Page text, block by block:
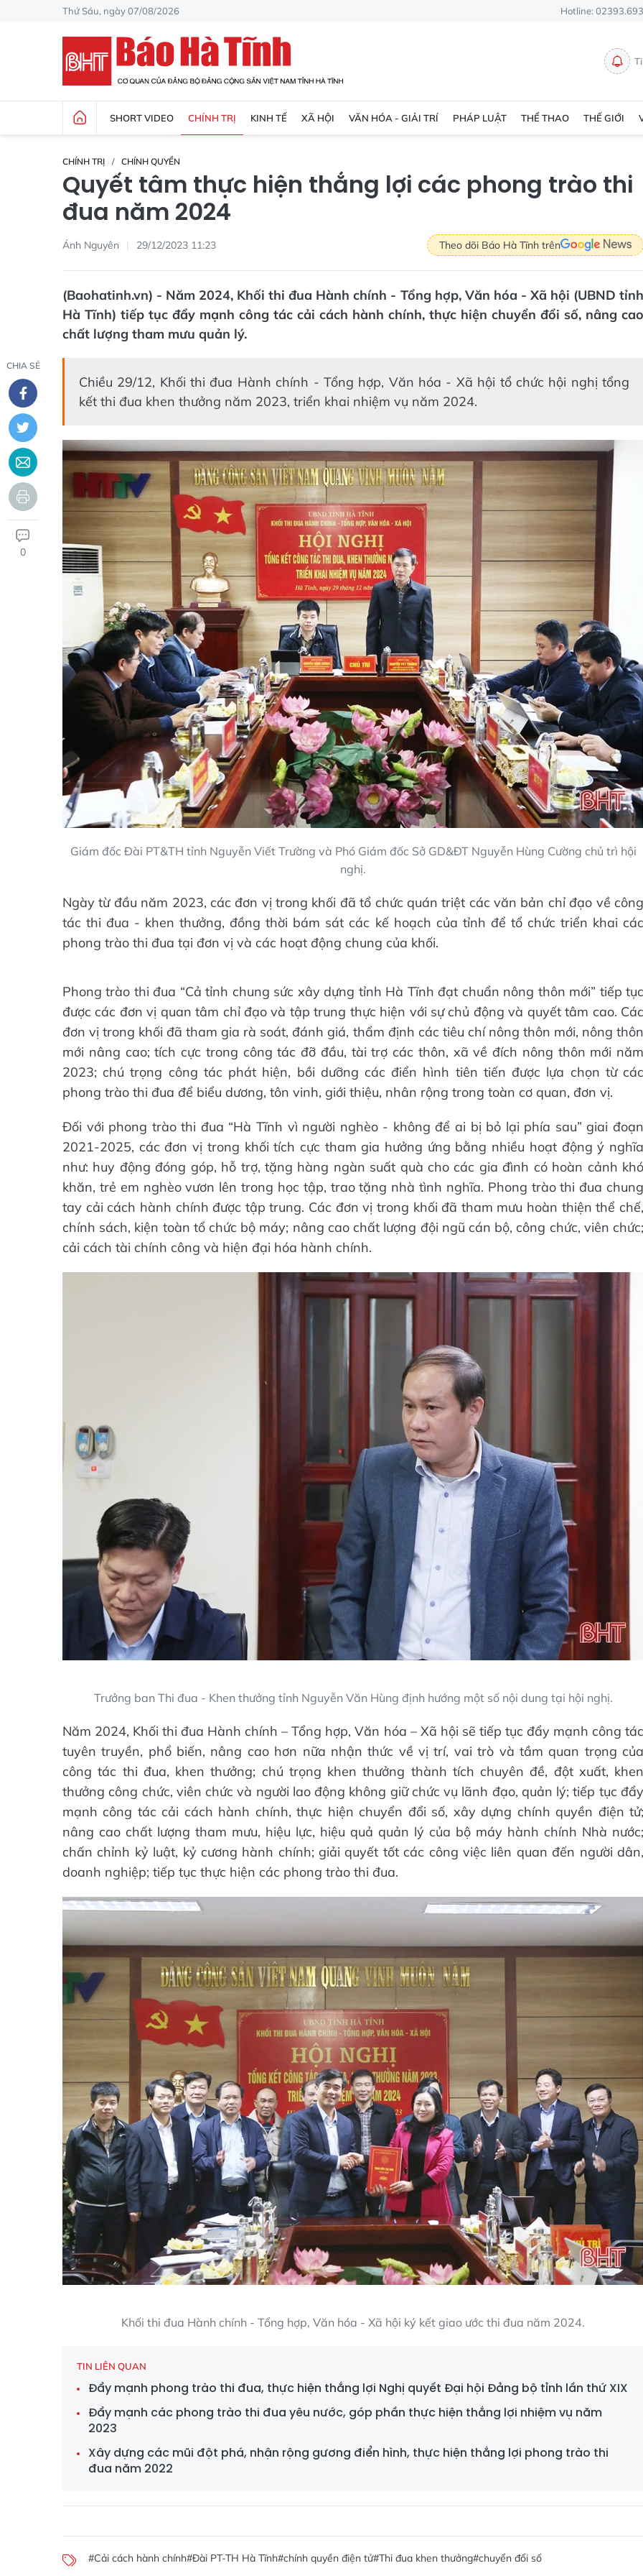
Thứ Sáu, ngày 07/08/2026 Hotline:
SHORT VIDEO CHÍNH TRỊ KINH TẾ XÃ HỘI VĂN HÓA - GIẢI TRÍ PHÁP LUẬT THỂ THAO THẾ GIỚI
CHÍNH TRỊ CHÍNH QUYỀN
Quyết tâm thực hiện thắng lợi các phong trào thi
đua năm 2024
Ánh Nguyên 29/12/2023 11:23 Theo dõi Báo Hà Tĩnh trên
(Baohatinh.vn) - Năm 2024, Khối thi đua Hành chính - Tổng hợp, Văn hóa - Xã hội (UBND tỉnh
Hà Tĩnh) tiếp tục đẩy mạnh công tác cải cách hành chính, thực hiện chuyển đổi số, nâng cao
chất lượng tham mưu quản lý.
CHIA SẺ
0
Chiều 29/12, Khối thi đua Hành chính - Tổng hợp, Văn hóa - Xã hội tổ chức hội nghị tổng
kết thi đua khen thưởng năm 2023, triển khai nhiệm vụ năm 2024.
Giám đốc Đài PT&TH tỉnh Nguyễn Viết Trường và Phó Giám đốc Sở GD&ĐT Nguyễn Hùng Cường chủ trì hội
nghị.
Ngày từ đầu năm 2023, các đơn vị trong khối đã tổ chức quán triệt các văn bản chỉ đạo về công
tác thi đua - khen thưởng, đồng thời bám sát các kế hoạch của tỉnh để tổ chức triển khai các
phong trào thi đua tại đơn vị và các hoạt động chung của khối.
Phong trào thi đua “Cả tỉnh chung sức xây dựng tỉnh Hà Tĩnh đạt chuẩn nông thôn mới” tiếp tục
được các đơn vị quan tâm chỉ đạo và tập trung thực hiện với sự chủ động và quyết tâm cao. Các
đơn vị trong khối đã tham gia rà soát, đánh giá, thẩm định các tiêu chí nông thôn mới, nông thôn
mới nâng cao; tích cực trong công tác đỡ đầu, tài trợ các thôn, xã về đích nông thôn mới năm
2023; chú trọng công tác phát hiện, bồi dưỡng các điển hình tiên tiến được lựa chọn từ các
phong trào thi đua để biểu dương, tôn vinh, giới thiệu, nhân rộng trong toàn cơ quan, đơn vị.
Đối với phong trào thi đua “Hà Tĩnh vì người nghèo - không để ai bị bỏ lại phía sau” giai đoạn
2021-2025, các đơn vị trong khối tích cực tham gia hưởng ứng bằng nhiều hoạt động ý nghĩa
như: huy động đóng góp, hỗ trợ, tặng hàng ngàn suất quà cho các gia đình có hoàn cảnh khó
khăn, trẻ em nghèo vươn lên trong học tập, trao tặng nhà tình nghĩa. Phong trào thi đua chung
tay cải cách hành chính được tập trung. Các đơn vị trong khối đã tham mưu hoàn thiện thể chế,
chính sách, kiện toàn tổ chức bộ máy; nâng cao chất lượng đội ngũ cán bộ, công chức, viên chức;
cải cách tài chính công và hiện đại hóa hành chính.
Trưởng ban Thi đua - Khen thưởng tỉnh Nguyễn Văn Hùng định hướng một số nội dung tại hội nghị.
Năm 2024, Khối thi đua Hành chính – Tổng hợp, Văn hóa – Xã hội sẽ tiếp tục đẩy mạnh công tác
tuyên truyền, phổ biến, nâng cao hơn nữa nhận thức về vị trí, vai trò và tầm quan trọng của
công tác thi đua, khen thưởng; chú trọng khen thưởng thành tích chuyên đề, đột xuất, khen
thưởng công chức, viên chức và người lao động không giữ chức vụ lãnh đạo, quản lý; tiếp tục đẩy
mạnh công tác cải cách hành chính, thực hiện chuyển đổi số, xây dựng chính quyền điện tử;
nâng cao chất lượng tham mưu, hiệu lực, hiệu quả quản lý của bộ máy hành chính Nhà nước;
chấn chỉnh kỷ luật, kỷ cương hành chính; giải quyết tốt các công việc liên quan đến người dân,
doanh nghiệp; tiếp tục thực hiện các phong trào thi đua.
Khối thi đua Hành chính - Tổng hợp, Văn hóa - Xã hội ký kết giao ước thi đua năm 2024.
TIN LIÊN QUAN
Đẩy mạnh phong trào thi đua, thực hiện thắng lợi Nghị quyết Đại hội Đảng bộ tỉnh lần thứ XIX
Đẩy mạnh các phong trào thi đua yêu nước, góp phần thực hiện thắng lợi nhiệm vụ năm
2023
Xây dựng các mũi đột phá, nhận rộng gương điển hình, thực hiện thắng lợi phong trào thi
đua năm 2022
#Cải cách hành chính#Đài PT-TH Hà Tĩnh#chính quyền điện tử#Thi đua khen thưởng#chuyển đổi số